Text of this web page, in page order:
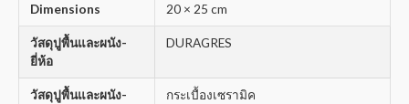
Dimensions 20 × 25 cm
วัสดุปูพื้นและผนัง-
ยี่ห้อ
DURAGRES
วัสดุปูพื้นและผนัง-
กระเบื้องเซรามิค